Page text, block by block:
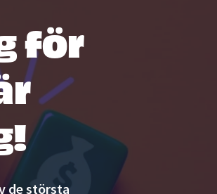
för
de största